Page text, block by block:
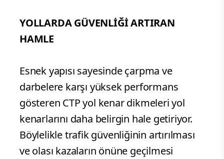
YOLLARDA GÜVENLİĞİ ARTIRAN
HAMLE
Esnek yapısı sayesinde çarpma ve
darbelere karşı yüksek performans
gösteren CTP yol kenar dikmeleri yol
kenarlarını daha belirgin hale getiriyor.
Böylelikle trafik güvenliğinin artırılması
ve olası kazaların önüne geçilmesi